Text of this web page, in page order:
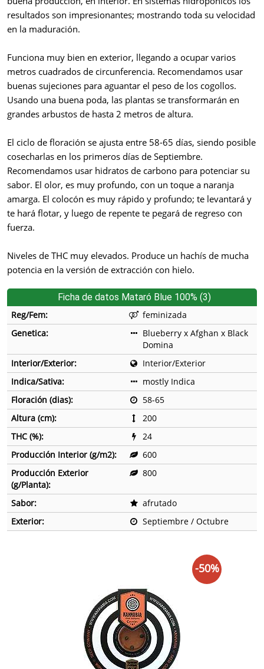
resultados son impresionantes; mostrando toda su velocidad
en la maduración.
Funciona muy bien en exterior, llegando a ocupar varios
metros cuadrados de circunferencia. Recomendamos usar
buenas sujeciones para aguantar el peso de los cogollos.
Usando una buena poda, las plantas se transformarán en
grandes arbustos de hasta 2 metros de altura.
El ciclo de floración se ajusta entre 58-65 días, siendo posible
cosecharlas en los primeros días de Septiembre.
Recomendamos usar hidratos de carbono para potenciar su
sabor. El olor, es muy profundo, con un toque a naranja
amarga. El colocón es muy rápido y profundo; te levantará y
te hará flotar, y luego de repente te pegará de regreso con
fuerza.
Niveles de THC muy elevados. Produce un hachís de mucha
potencia en la versión de extracción con hielo.
Ficha de datos Mataró Blue 100% (3)
Reg/Fem:
feminizada
Genetica:
Blueberry x Afghan x Black
Domina
Interior/Exterior:
Interior/Exterior
Indica/Sativa:
mostly Indica
Floración (dias):
58-65
Altura (cm):
200
THC (%):
24
Producción Interior (g/m2):
600
Producción Exterior
(g/Planta):
800
Sabor:
afrutado
Exterior:
Septiembre / Octubre
-50%